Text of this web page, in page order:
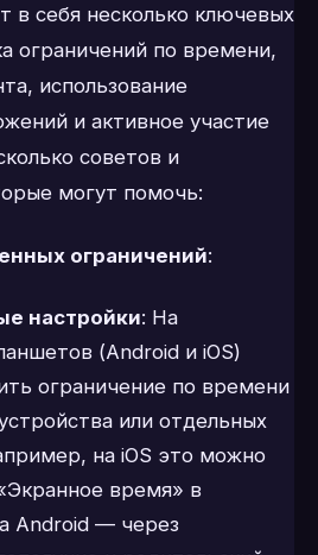
в себя несколько ключевых
ограничений по времени,
использование
и активное участие
советов и
могут помочь:
ограничений:
настройки: На
(Android и iOS)
ограничение по времени
или отдельных
на iOS это можно
время» в
Android — через